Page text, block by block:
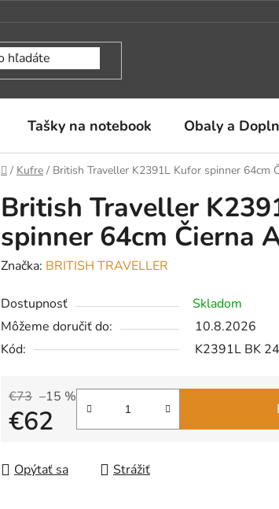
Tašky na notebook Obaly a
Domov
/ Kufre / British Traveller K2391L Kufor spinner 64cm
British Traveller
spinner 64cm Čierna
Značka: BRITISH TRAVELLER
Dostupnosť
Skladom
Môžeme doručiť do:
10.8.2026
Kód:
K2391L BK 24
€73 –15 %
€62
Opýtať sa Strážiť